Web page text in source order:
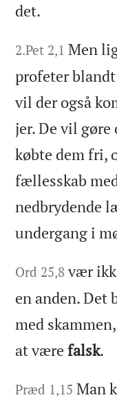
det.
2.Pet 2,1 Men
profeter
vil der også
jer. De vil gøre
købte dem fri,
fællesskab
nedbrydende
undergang i
Ord 25,8 vær
en anden. Det
med
at værefalsk.
Præd 1,15 Man